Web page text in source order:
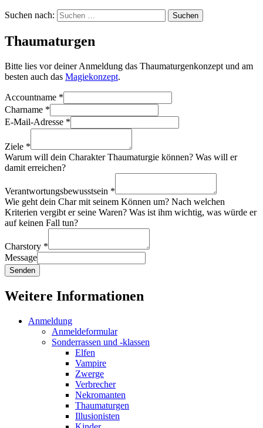
Suchen nach:
Thaumaturgen
Bitte lies vor deiner Anmeldung das Thaumaturgenkonzept und am
besten auch das Magiekonzept.
Accountname *
Charname *
E-Mail-Adresse *
Ziele *
Warum will dein Charakter Thaumaturgie können? Was will er
damit erreichen?
Verantwortungsbewusstsein *
Wie geht dein Char mit seinem Können um? Nach welchen
Kriterien vergibt er seine Waren? Was ist ihm wichtig, was würde er
auf keinen Fall tun?
Charstory *
Message
Senden
Weitere Informationen
Anmeldung
Anmeldeformular
Sonderrassen und -klassen
Elfen
Vampire
Zwerge
Verbrecher
Nekromanten
Thaumaturgen
Illusionisten